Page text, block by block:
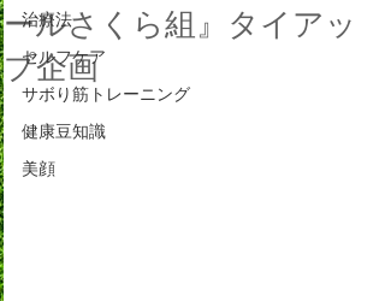
治療法
セルフケア
サボり筋トレーニング
健康豆知識
美顔
ールさくら組』タイアッ
プ企画